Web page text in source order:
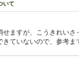
いて
ますが、こうきれいさ
ていないので、参考ま